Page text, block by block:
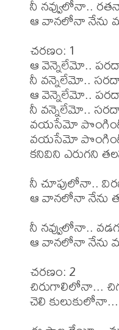
నీ నవ్వులోనా..
ఆ వానలోనా నేను
చరణం: 1
ఆ వెన్నెలేమో..
నీ వన్నెలేమో..
ఆ వెన్నెలేమో..
నీ వన్నెలేమో..
వయసేమో
వయసేమో
కనివిని ఎరుగని
నీ చూపులోనా..
ఆ వానలోనా
నీ నవ్వులోనా..
ఆ వానలోనా నేను
చరణం: 2
చిరుగాలిలోనా...
చెలి